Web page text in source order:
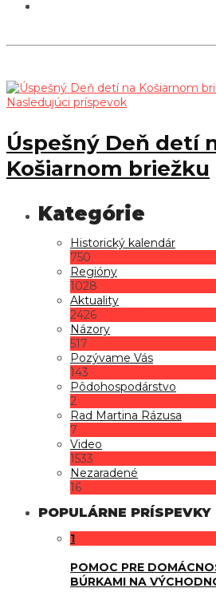
Nasledujúci príspevok
Úspešný Deň detí
Košiarnom briežku
Historický kalendár
750
Regióny
1028
Aktuality
2426
Názory
517
Pozývame Vás
143
Pôdohospodárstvo
2
Rad Martina Rázusa
7
Video
1533
Nezaradené
16
POPULÁRNE PRÍSPEVKY
1
POMOC PRE
BÚRKAMI NA